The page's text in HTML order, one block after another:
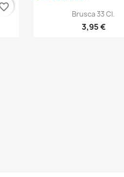
Anteprima
Brusca 33 Cl.
3,95 €